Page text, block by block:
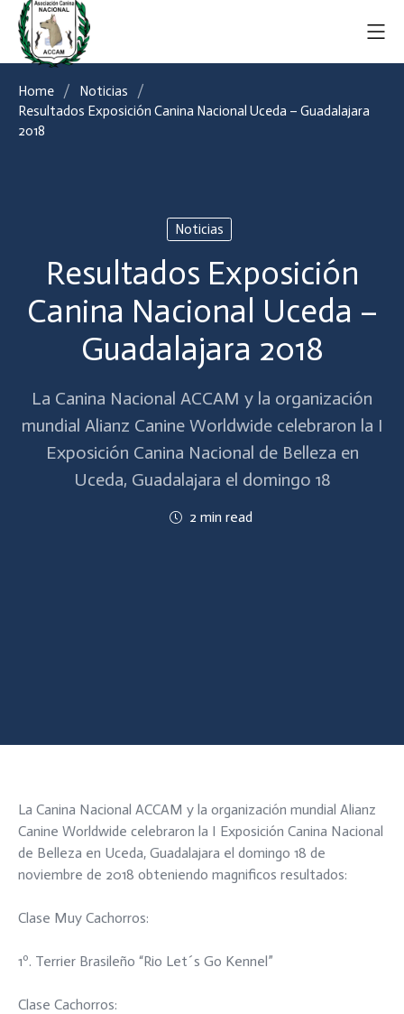
Home
Noticias
Resultados Exposición Canina Nacional Uceda – Guadalajara
2018
Noticias
Resultados Exposición
Canina Nacional Uceda –
Guadalajara 2018
La Canina Nacional ACCAM y la organización
mundial Alianz Canine Worldwide celebraron la I
Exposición Canina Nacional de Belleza en
Uceda, Guadalajara el domingo 18
2 min read
La Canina Nacional ACCAM y la organización mundial Alianz
Canine Worldwide celebraron la I Exposición Canina Nacional
de Belleza en Uceda, Guadalajara el domingo 18 de
noviembre de 2018 obteniendo magnificos resultados:
Clase Muy Cachorros:
1º. Terrier Brasileño “Rio Let´s Go Kennel”
Clase Cachorros: